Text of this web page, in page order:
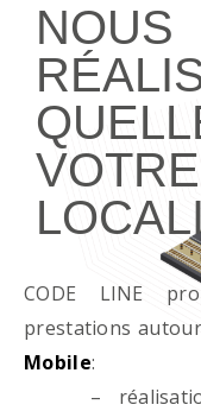
NOUS
VOTRE
CODE LINE
prestations
Mobile:
– réalisation